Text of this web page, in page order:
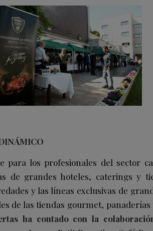
para los profesionales del sector
de grandes hoteles, caterings y
y las líneas exclusivas de
de las tiendas gourmet, panaderías
ha contado con la